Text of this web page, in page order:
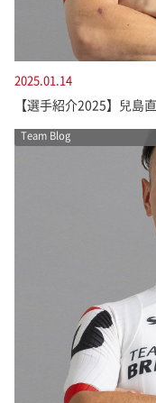
2025.01.14
【選手紹介2025】兒
Team Blog